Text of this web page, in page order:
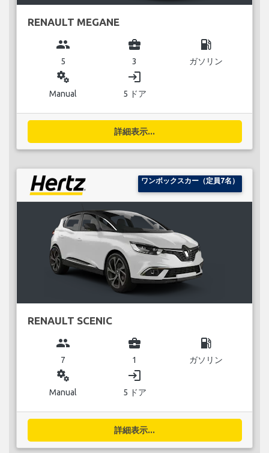
RENAULT MEGANE
group
5
business_center
3
local_gas_station
ガソリン
miscellaneous_services
Manual
login
5 ドア
詳細表示...
ワンボックスカー（定員7名）
RENAULT SCENIC
group
7
business_center
1
local_gas_station
ガソリン
miscellaneous_services
Manual
login
5 ドア
詳細表示...